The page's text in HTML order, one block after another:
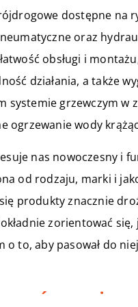
dostępne na
oraz
obsługi i
działania, a także
systemie grzewczym w
ogrzewanie wody
nas nowoczesny i
od rodzaju, marki i
produkty znacznie
zorientować
o to, aby pasował do
RÓWNIEŻ